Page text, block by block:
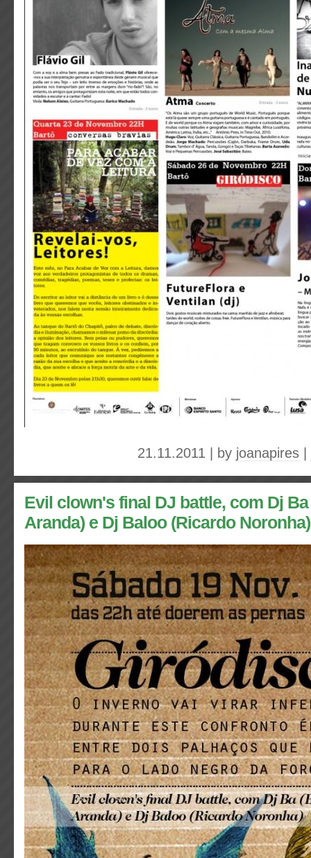
21.11.2011 | by joanapires
Evil clown's final DJ battle, com Dj
Aranda) e Dj Baloo (Ricardo Noronha)